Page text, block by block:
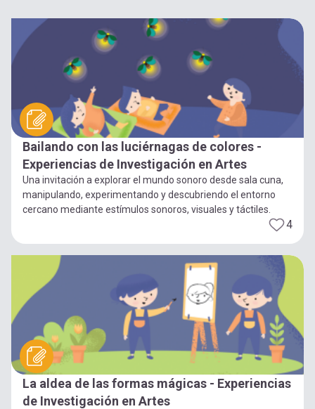
Bailando con las luciérnagas de colores -
Experiencias de Investigación en Artes
Una invitación a explorar el mundo sonoro desde sala cuna,
manipulando, experimentando y descubriendo el entorno
cercano mediante estímulos sonoros, visuales y táctiles.
4
La aldea de las formas mágicas - Experiencias
de Investigación en Artes